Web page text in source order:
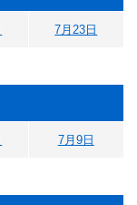
7月23日
7月9日